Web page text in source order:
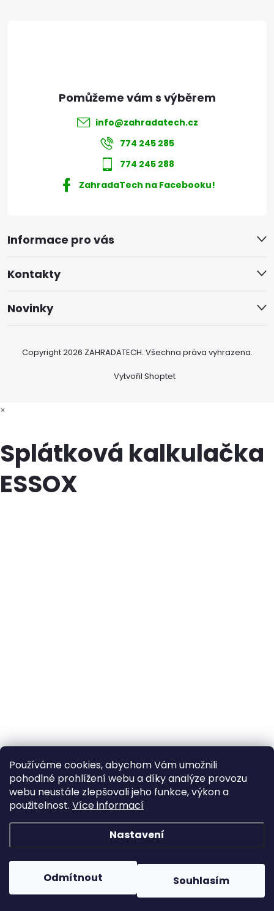
Používáme cookies, abychom Vám umožnili
pohodlné prohlížení webu a díky analýze provozu
webu neustále zlepšovali jeho funkce, výkon a
použitelnost. Více informací
Nastavení
Odmítnout Souhlasím
Informace pro vás
Kontakty
Novinky
info@zahradatech.cz
774 245 285
774 245 288
ZahradaTech na Facebooku!
Vytvořil Shoptet
Copyright 2026 ZAHRADATECH. Všechna práva vyhrazena.
×
Splátková kalkulačka
ESSOX